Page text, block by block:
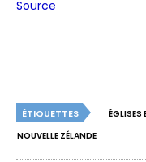
Source
ÉTIQUETTES
ÉGLISES
NOUVELLE ZÉLANDE